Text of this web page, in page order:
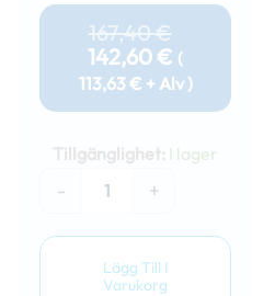
167,40€
Var:
167,40 €.
142,60 € Är:
142,60 €.
(
113,63€ + Alv )
Tillgänglighet: I lager
-
fällbart
bord
bänkar
(kaffebrun)
+
Lägg Till I
Varukorg